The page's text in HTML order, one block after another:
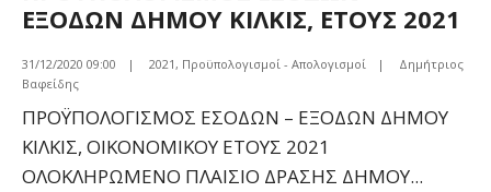
ΕΞΟΔΩΝ ΔΗΜΟΥ ΚΙΛΚΙΣ, ΕΤΟΥΣ 2021
31/12/2020 09:00 | 2021, Προϋπολογισμοί - Απολογισμοί |
Δημήτριος
Βαφείδης
ΠΡΟΫΠΟΛΟΓΙΣΜΟΣ ΕΣΟΔΩΝ – ΕΞΟΔΩΝ ΔΗΜΟΥ
ΚΙΛΚΙΣ, ΟΙΚΟΝΟΜΙΚΟΥ ΕΤΟΥΣ 2021
ΟΛΟΚΛΗΡΩΜΕΝΟ ΠΛΑΙΣΙΟ ΔΡΑΣΗΣ ΔΗΜΟΥ...